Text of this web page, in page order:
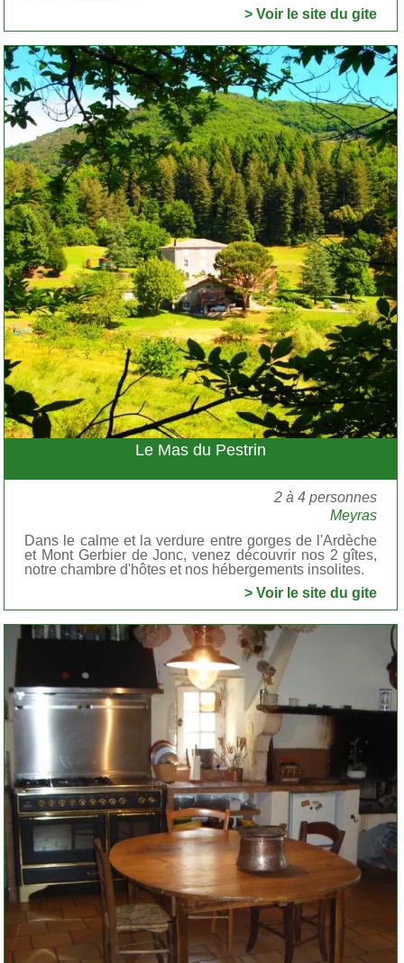
> Voir le site du gite
Le Mas du Pestrin
2 à 4 personnes
Meyras
Dans le calme et la verdure entre gorges de l'Ardèche
et Mont Gerbier de Jonc, venez découvrir nos 2 gîtes,
notre chambre d'hôtes et nos hébergements insolites.
> Voir le site du gite